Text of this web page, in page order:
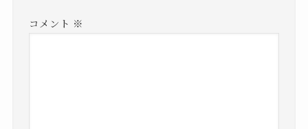
コメント ※